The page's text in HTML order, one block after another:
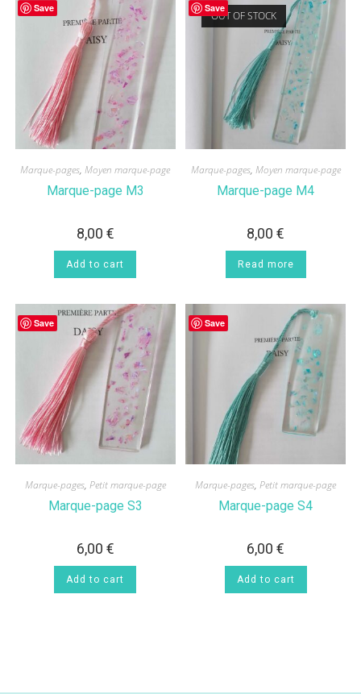
Save
Marque-pages,Moyen marque-page
Marque-page M3
8,00 €
Add to cart
Save
OUT OF STOCK
Marque-pages, Moyen marque-page
Marque-page M4
8,00€
Read more
Save
Marque-pages, Petit marque-page
Marque-page S3
6,00 €
Add to cart
Save
Marque-pages,Petit marque-page
Marque-page S4
6,00€
Add to cart